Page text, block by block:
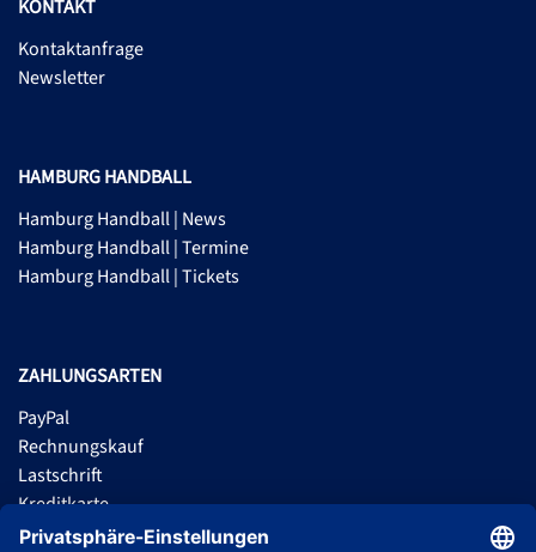
KONTAKT
Kontaktanfrage
Newsletter
HAMBURG HANDBALL
Hamburg Handball | News
Hamburg Handball | Termine
Hamburg Handball | Tickets
ZAHLUNGSARTEN
PayPal
Rechnungskauf
Lastschrift
Kreditkarte
Apple Pay